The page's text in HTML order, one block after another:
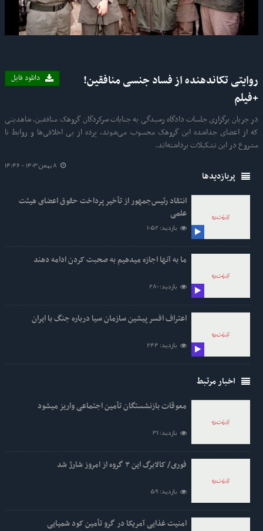
Video
دانلود فایل
روایتی تکاندهنده از فساد جنسی منافقین!
+فیلم
در جریان برگزاری جلسات دادگاه رسیدگی به جنایات سرکردگان گروهک منافقین، شاهدینی
که از اعضای جداشده این گروهک محسوب می‌شوند، پرده از بی اخلاقی‌ها و روابط نا
مشروع در این تشکیلات برداشته‌اند.
پربازدیدها
انتقاد رئیس‌جمهور از تأخیر پرداخت حقوق اعضای هیئت
علمی
بازدید: 1052
ما به آنها اجازه میدهیم به صحبت کردن ادامه دهند
بازدید: 280
اعتراف افسر پیشین سازمان سیا درباره جنگ با ایران
بازدید: 244
اخبار مرتبط
معوقات بازنشستگان تأمین اجتماعی واریز میشود
بازدید: 31
فوری/ کالابرگ این ۳ گروه از امروز شارژ شد
بازدید: 59
امنیت غذایی آمریکا در گرو تأمین کود شمیایی